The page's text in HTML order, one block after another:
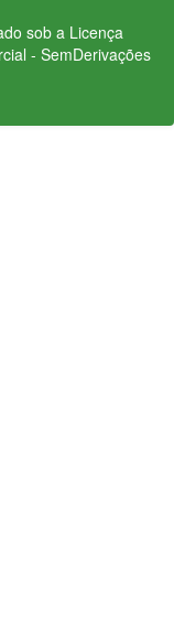
sob a Licença
- SemDerivações